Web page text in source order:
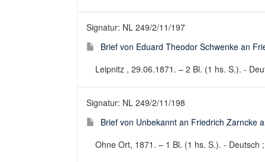
Signatur: NL 249/2/11/197
Brief von Eduard Theodor Schwenke an
Leipnitz , 29.06.1871. – 2 Bl. (1 hs. S.). -
Signatur: NL 249/2/11/198
Brief von Unbekannt an Friedrich Zarncke
Ohne Ort, 1871. – 1 Bl. (1 hs. S.). - Deutsch